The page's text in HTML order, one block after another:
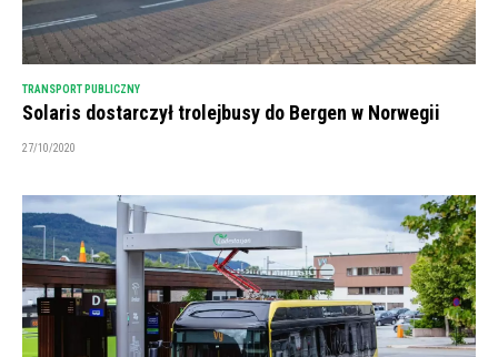
TRANSPORT PUBLICZNY
Solaris dostarczył trolejbusy do Bergen w Norwegii
27/10/2020